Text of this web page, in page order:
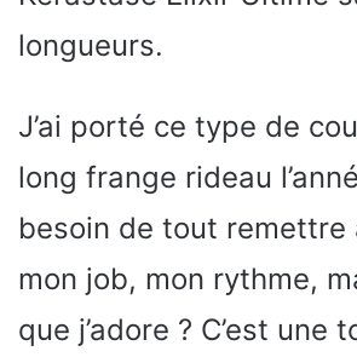
longueurs.
J’ai porté ce type de
long frange rideau
besoin de tout remettre
mon job, mon rythme,
que j’adore ? C’est une